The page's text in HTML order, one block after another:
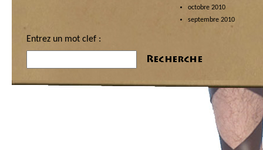
octobre 2010
septembre 2010
Entrez un mot clef :